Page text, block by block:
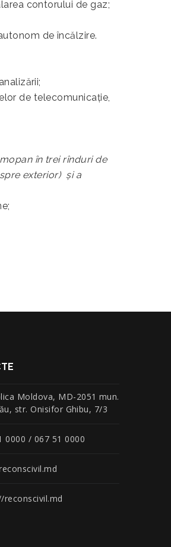
contorului de gaz;
de încălzire.
de telecomunicaţie,
în trei rînduri de
exterior) şi a
Moldova, MD-2051 mun.
str. Onisifor Ghibu, 7/3
0000 / 067 51 0000
reconscivil.md